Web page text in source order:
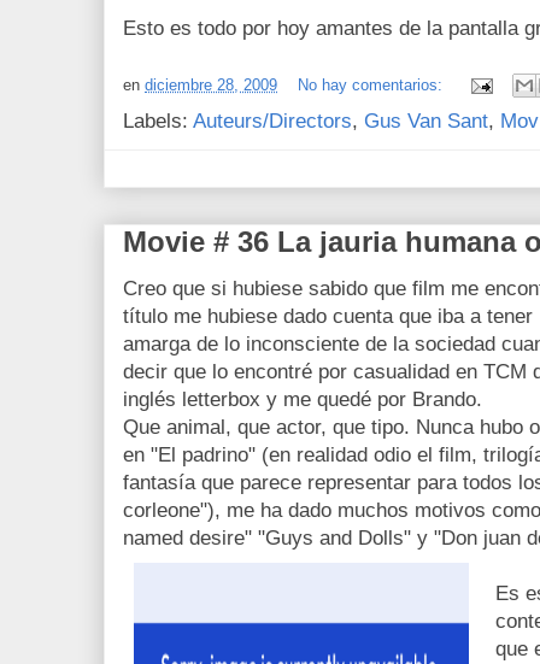
Esto es todo por hoy amantes de la pantalla
en diciembre 28, 2009 No hay comentarios:
Labels: Auteurs/Directors, Gus Van Sant,
Movie # 36 La jauria humana
Creo que si hubiese sabido que film me
título me hubiese dado cuenta que iba a
amarga de lo inconsciente de la sociedad
decir que lo encontré por casualidad en TCM
inglés letterbox y me quedé por Brando.
Que animal, que actor, que tipo. Nunca hubo
en "El padrino" (en realidad odio el film,
fantasía que parece representar para todos
corleone"), me ha dado muchos motivos
named desire" "Guys and Dolls" y "Don juan
Es
que